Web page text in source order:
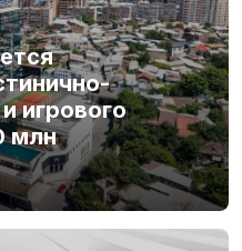
игрового
млн